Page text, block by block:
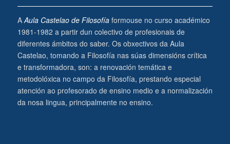
AAula Castelao de Filosofíaformouse no curso académico
1981-1982 a partir dun colectivo de profesionais de
diferentes ámbitos do saber. Os obxectivos da Aula
Castelao, tomando a Filosofía nas súas dimensións crítica
e transformadora, son: a renovación temática e
metodolóxica no campo da Filosofía, prestando especial
atención ao profesorado de ensino medio e a normalización
da nosa lingua, principalmente no ensino.